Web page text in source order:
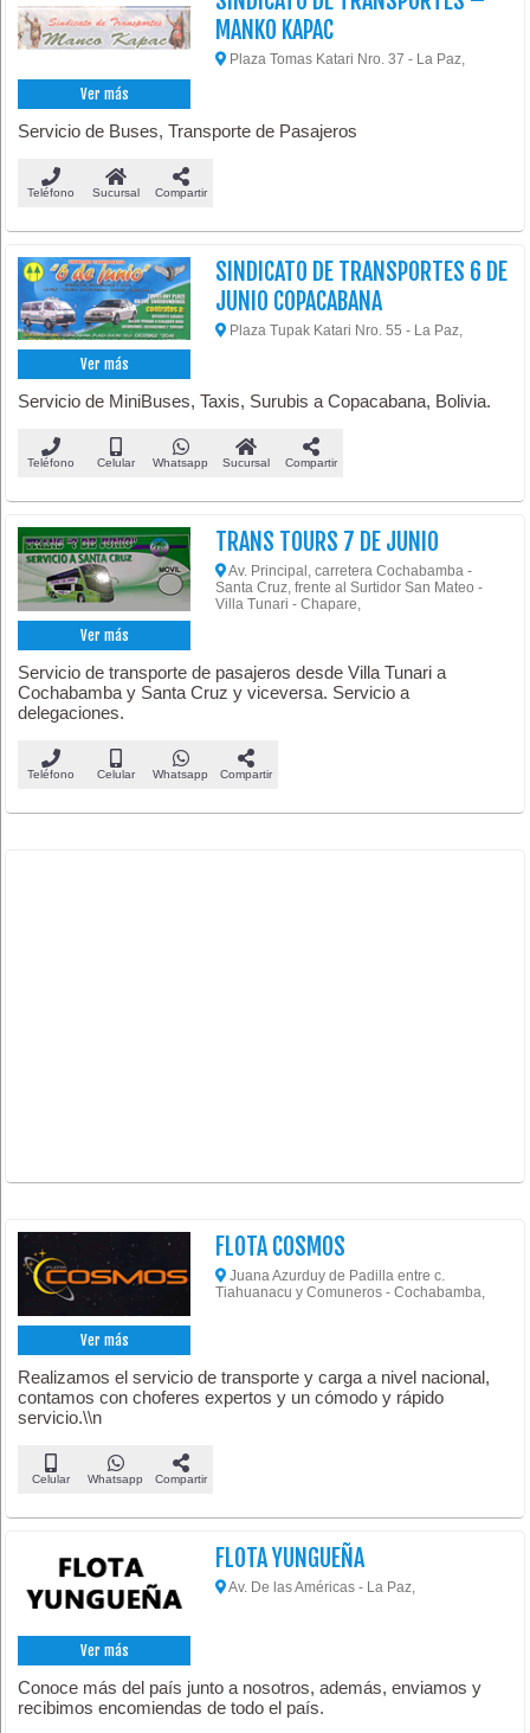
Ver más
MANKO KAPAC
Plaza Tomas Katari Nro. 37 - La Paz,
Servicio de Buses, Transporte de Pasajeros
Teléfono Sucursal Compartir
Ver más
SINDICATO DE TRANSPORTES 6 DE
JUNIO COPACABANA
Plaza Tupak Katari Nro. 55 - La Paz,
Servicio de MiniBuses, Taxis, Surubis a Copacabana, Bolivia.
Teléfono Celular Whatsapp Sucursal Compartir
Ver más
TRANS TOURS 7 DE JUNIO
Av. Principal, carretera Cochabamba -
Santa Cruz, frente al Surtidor San Mateo -
Villa Tunari - Chapare,
Servicio de transporte de pasajeros desde Villa Tunari a
Cochabamba y Santa Cruz y viceversa. Servicio a
delegaciones.
Teléfono Celular Whatsapp Compartir
Ver más
FLOTA COSMOS
Juana Azurduy de Padilla entre c.
Tiahuanacu y Comuneros - Cochabamba,
Realizamos el servicio de transporte y carga a nivel nacional,
contamos con choferes expertos y un cómodo y rápido
servicio.\\n
Celular Whatsapp Compartir
Ver más
FLOTA YUNGUEÑA
Av. De las Américas - La Paz,
Conoce más del país junto a nosotros, además, enviamos y
recibimos encomiendas de todo el país.